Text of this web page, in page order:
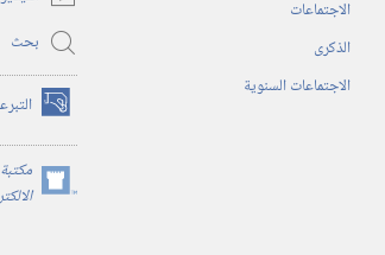
الاجتماعات
الذكرى
الاجتماعات السنوية
جديدة)
بحث
(يفتح
نافذة
جديدة)
(يفتح